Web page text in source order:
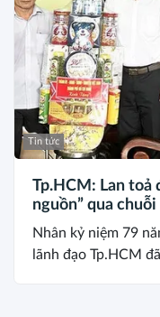
Tin tức
Tp.HCM: Lan toả
nguồn” qua
Nhân kỷ niệm 79
lãnh đạo Tp.HCM